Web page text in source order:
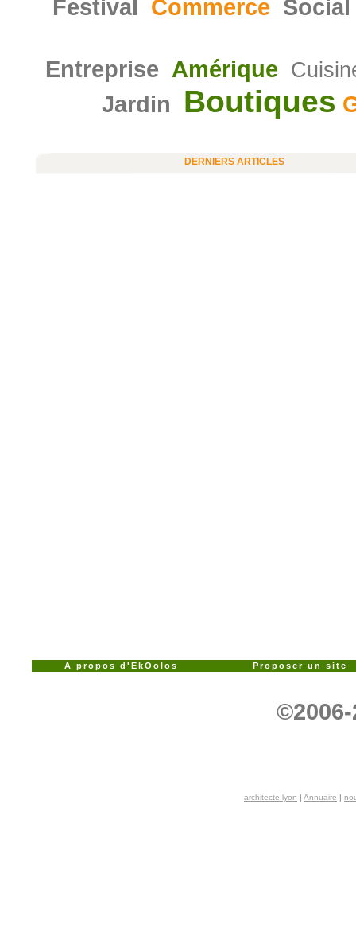
Festival Commerce Social
Entreprise Amérique
Jardin Boutiques
DERNIERS ARTICLES
A propos d'EkOolos Proposer un site
architecte lyon | Annuaire |